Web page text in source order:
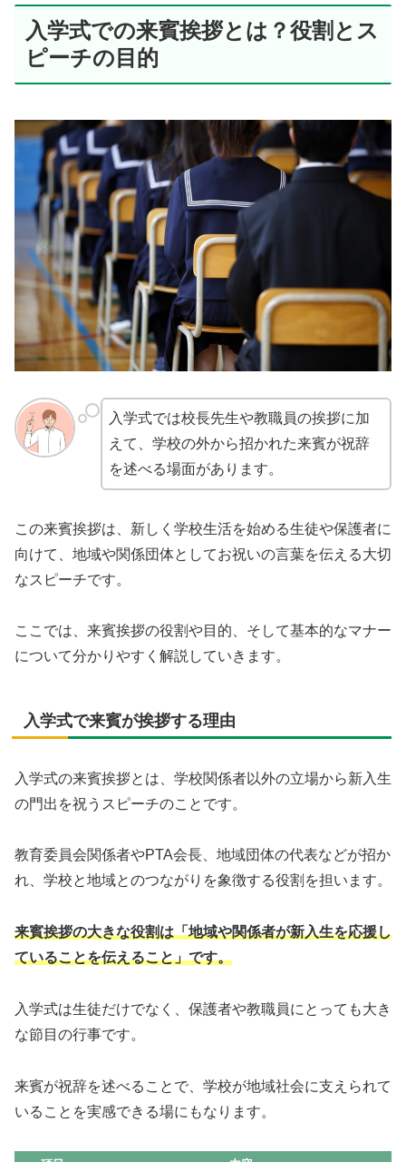
入学式での来賓挨拶とは？役割とス
ピーチの目的
入学式では校長先生や教職員の挨拶に加
えて、学校の外から招かれた来賓が祝辞
を述べる場面があります。
この来賓挨拶は、新しく学校生活を始める生徒や保護者に
向けて、地域や関係団体としてお祝いの言葉を伝える大切
なスピーチです。
ここでは、来賓挨拶の役割や目的、そして基本的なマナー
について分かりやすく解説していきます。
入学式で来賓が挨拶する理由
入学式の来賓挨拶とは、学校関係者以外の立場から新入生
の門出を祝うスピーチのことです。
教育委員会関係者やPTA会長、地域団体の代表などが招か
れ、学校と地域とのつながりを象徴する役割を担います。
来賓挨拶の大きな役割は「地域や関係者が新入生を応援し
ていることを伝えること」です。
入学式は生徒だけでなく、保護者や教職員にとっても大き
な節目の行事です。
来賓が祝辞を述べることで、学校が地域社会に支えられて
いることを実感できる場にもなります。